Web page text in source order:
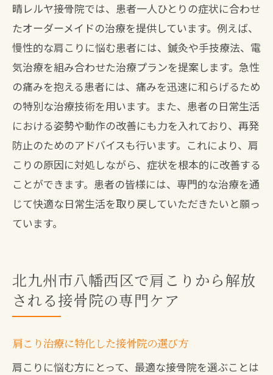
晴レルヤ接骨院では、患者一人ひとりの症状に合わせ
たオーダーメイドの治療を提供しています。例えば、
慢性的な肩こりに悩む患者には、鍼灸や手技療法、電
気治療を組み合わせた治療プランを提案します。急性
の痛みを抱える患者には、痛みを迅速に和らげるため
の特別な治療技術を用います。また、患者の日常生活
における姿勢や動作の改善にも力を入れており、再発
防止のためのアドバイスも行います。これにより、肩
こりの原因に対処しながら、症状を根本的に改善する
ことができます。患者の皆様には、専門的な治療を通
じて快適な日常生活を取り戻していただきたいと願っ
ています。
北九州市八幡西区で肩こりから解放
される接骨院の専門ケア
肩こり治療に特化した接骨院の選び方
肩こりに悩む方にとって、最適な接骨院を選ぶことは